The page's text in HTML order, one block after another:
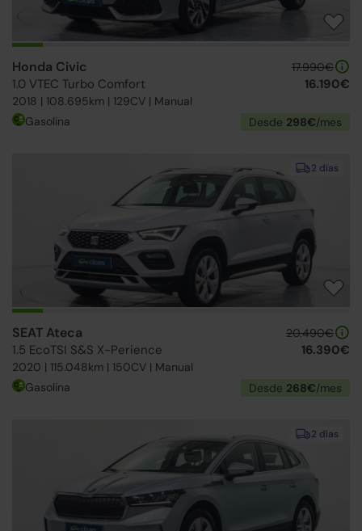
Honda Civic
1.0 VTEC Turbo Comfort
2018 | 108.695km | 129CV | Manual
17.990€
16.190€
Gasolina Desde 298€/mes
2 días
SEAT Ateca
1.5 EcoTSI S&S X-Perience
2020 | 115.048km | 150CV | Manual
20.490€
16.390€
Gasolina Desde 268€/mes
2 días